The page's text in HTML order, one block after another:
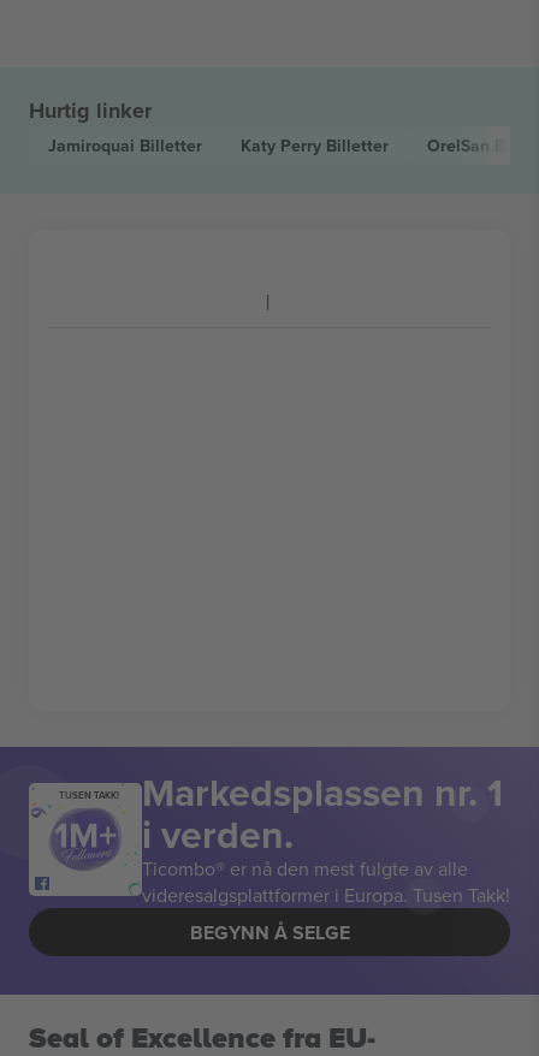
Hurtig linker
Jamiroquai Billetter Katy Perry Billetter OrelSan
TUSEN TAKK! Markedsplassen nr. 1
i verden.
Ticombo® er nå den mest fulgte av alle
videresalgsplattformer i Europa. Tusen Takk!
BEGYNN Å SELGE
Seal of Excellence fra EU-